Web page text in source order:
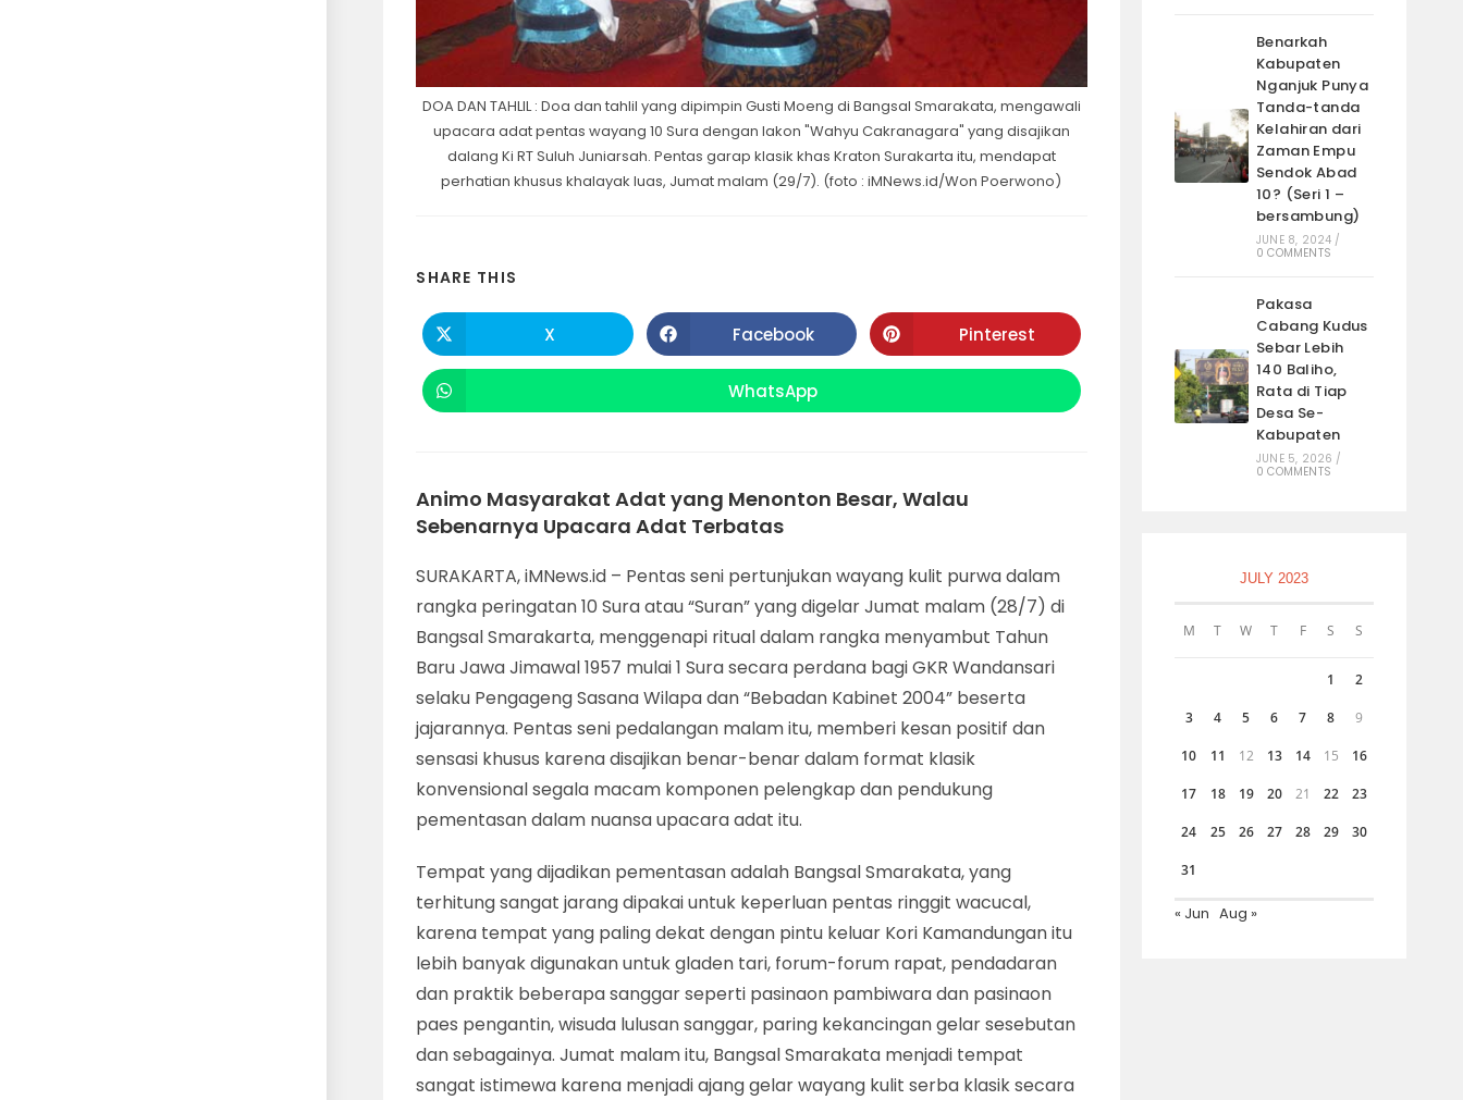
DOA DAN TAHLIL : Doa dan tahlil yang dipimpin Gusti Moeng di Bangsal Smarakata, mengawali
upacara adat pentas wayang 10 Sura dengan lakon "Wahyu Cakranagara" yang disajikan
dalang Ki RT Suluh Juniarsah. Pentas garap klasik khas Kraton Surakarta itu, mendapat
perhatian khusus khalayak luas, Jumat malam (29/7). (foto : iMNews.id/Won Poerwono)
SHARE THIS
CONTENT
Opens
in
a
X Opens
in
a
new
window
Facebook Opens
in
a
Pinterest
Opens
in
WhatsApp
Animo Masyarakat Adat yang Menonton Besar, Walau
Sebenarnya Upacara Adat Terbatas
SURAKARTA, iMNews.id – Pentas seni pertunjukan wayang kulit purwa dalam
rangka peringatan 10 Sura atau “Suran” yang digelar Jumat malam (28/7) di
Bangsal Smarakarta, menggenapi ritual dalam rangka menyambut Tahun
Baru Jawa Jimawal 1957 mulai 1 Sura secara perdana bagi GKR Wandansari
selaku Pengageng Sasana Wilapa dan “Bebadan Kabinet 2004” beserta
jajarannya. Pentas seni pedalangan malam itu, memberi kesan positif dan
sensasi khusus karena disajikan benar-benar dalam format klasik
konvensional segala macam komponen pelengkap dan pendukung
pementasan dalam nuansa upacara adat itu.
Tempat yang dijadikan pementasan adalah Bangsal Smarakata, yang
terhitung sangat jarang dipakai untuk keperluan pentas ringgit wacucal,
karena tempat yang paling dekat dengan pintu keluar Kori Kamandungan itu
lebih banyak digunakan untuk gladen tari, forum-forum rapat, pendadaran
dan praktik beberapa sanggar seperti pasinaon pambiwara dan pasinaon
paes pengantin, wisuda lulusan sanggar, paring kekancingan gelar sesebutan
dan sebagainya. Jumat malam itu, Bangsal Smarakata menjadi tempat
sangat istimewa karena menjadi ajang gelar wayang kulit serba klasik secara
Benarkah
Kabupaten
Nganjuk Punya
Tanda-tanda
Kelahiran dari
Zaman Empu
Sendok Abad
10? (Seri 1 –
bersambung)
JUNE 8, 2024 /
0 COMMENTS
Pakasa
Cabang Kudus
Sebar Lebih
140 Baliho,
Rata di Tiap
Desa Se-
Kabupaten
JUNE 5, 2026 /
0 COMMENTS
JULY 2023
M T W T F S S
1 2
3 4 5 6 7 8 9
10 11 12 13 14 15 16
17 18 19 20 21 22 23
24 25 26 27 28 29 30
31
« Jun Aug »